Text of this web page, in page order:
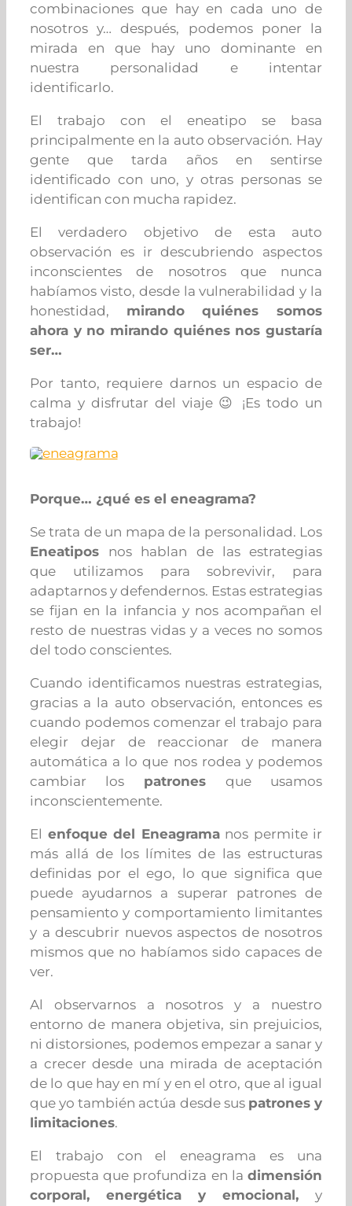
combinaciones que hay en cada uno de
nosotros y… después, podemos poner la
mirada en que hay uno dominante en
nuestra personalidad e intentar
identificarlo.
El trabajo con el eneatipo se basa
principalmente en la auto observación. Hay
gente que tarda años en sentirse
identificado con uno, y otras personas se
identifican con mucha rapidez.
El verdadero objetivo de esta auto
observación es ir descubriendo aspectos
inconscientes de nosotros que nunca
habíamos visto, desde la vulnerabilidad y la
honestidad, mirando quiénes somos
ahora y no mirando quiénes nos gustaría
ser…
Por tanto, requiere darnos un espacio de
calma y disfrutar del viaje 😉 ¡Es todo un
trabajo!
Porque… ¿qué es el eneagrama?
Se trata de un mapa de la personalidad. Los
Eneatipos nos hablan de las estrategias
que utilizamos para sobrevivir, para
adaptarnos y defendernos. Estas estrategias
se fijan en la infancia y nos acompañan el
resto de nuestras vidas y a veces no somos
del todo conscientes.
Cuando identificamos nuestras estrategias,
gracias a la auto observación, entonces es
cuando podemos comenzar el trabajo para
elegir dejar de reaccionar de manera
automática a lo que nos rodea y podemos
cambiar los patrones que usamos
inconscientemente.
El enfoque del Eneagramanos permite ir
más allá de los límites de las estructuras
definidas por el ego, lo que significa que
puede ayudarnos a superar patrones de
pensamiento y comportamiento limitantes
y a descubrir nuevos aspectos de nosotros
mismos que no habíamos sido capaces de
ver.
Al observarnos a nosotros y a nuestro
entorno de manera objetiva, sin prejuicios,
ni distorsiones, podemos empezar a sanar y
a crecer desde una mirada de aceptación
de lo que hay en mí y en el otro, que al igual
que yo también actúa desde sus patrones y
limitaciones.
El trabajo con el eneagrama es una
propuesta que profundiza en la dimensión
corporal, energética y emocional, y